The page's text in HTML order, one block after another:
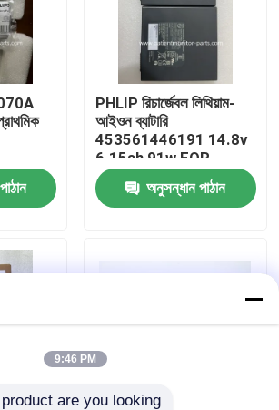
PHLIP রিচার্জেবল লিথিয়াম-
আইওন ব্যাটারি
453561446191 14.8v
6.15ah 91w FOR
CX50CX30
অনুসন্ধান পাঠান
9:46 PM
are you looking